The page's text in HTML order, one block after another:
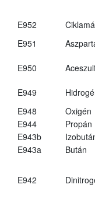
E952
E951
E950
E949
E948
Oxigén
E944
Propán
E943b
E943a
Bután
E942